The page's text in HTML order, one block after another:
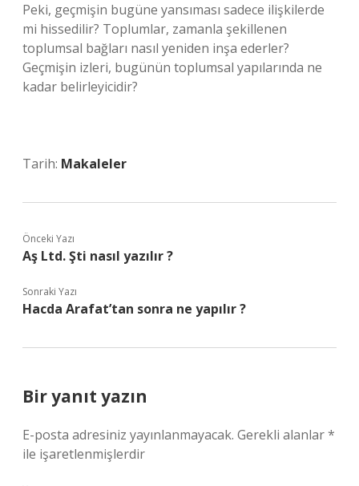
Peki, geçmişin bugüne yansıması sadece ilişkilerde
mi hissedilir? Toplumlar, zamanla şekillenen
toplumsal bağları nasıl yeniden inşa ederler?
Geçmişin izleri, bugünün toplumsal yapılarında ne
kadar belirleyicidir?
Tarih: Makaleler
Önceki Yazı
Aş Ltd. Şti nasıl yazılır ?
Sonraki Yazı
Hacda Arafat’tan sonra ne yapılır ?
Bir yanıt yazın
E-posta adresiniz yayınlanmayacak. Gerekli alanlar*
ile işaretlenmişlerdir